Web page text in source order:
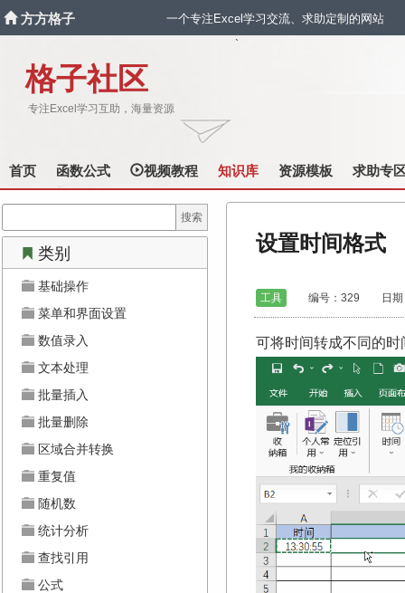
方方格子 一个专注Excel学习交流、求助定制的网站
格子社区
专注Excel学习互助，海量资源
`
首页 函数公式 视频教程 知识库 资源模板 求助专
类别
基础操作
菜单和界面设置
数值录入
文本处理
批量插入
批量删除
区域合并转换
重复值
随机数
统计分析
查找引用
公式
设置时间格式
工具 编号：329 日期
可将时间转成不同的时